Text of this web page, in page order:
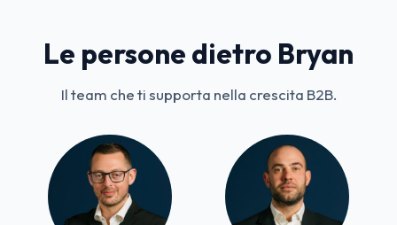
Le persone dietro Bryan
Il team che ti supporta nella crescita B2B.